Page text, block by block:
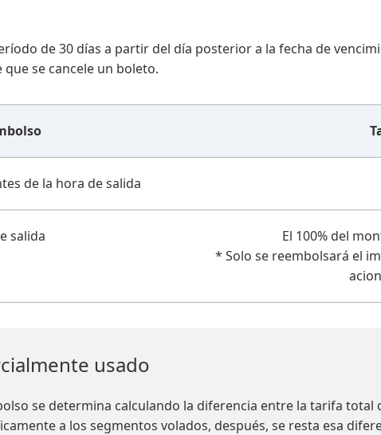
de 30 días a partir del día posterior a la fecha de
se cancele un boleto.
de la hora de salida
salida
El 100% del
* Solo se reembolsará el
usado
se determina calculando la diferencia entre la tarifa total
a los segmentos volados, después, se resta esa